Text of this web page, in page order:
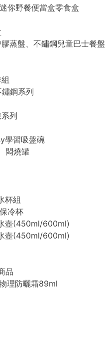
你野餐便當盒零食盒
蒸盤、不鏽鋼兒童巴士餐盤
鋼系列
列
學習吸盤碗
悶燒罐
杯組
冷杯
壺(450ml/600ml)
壺(450ml/600ml)
品
理防曬霜89ml